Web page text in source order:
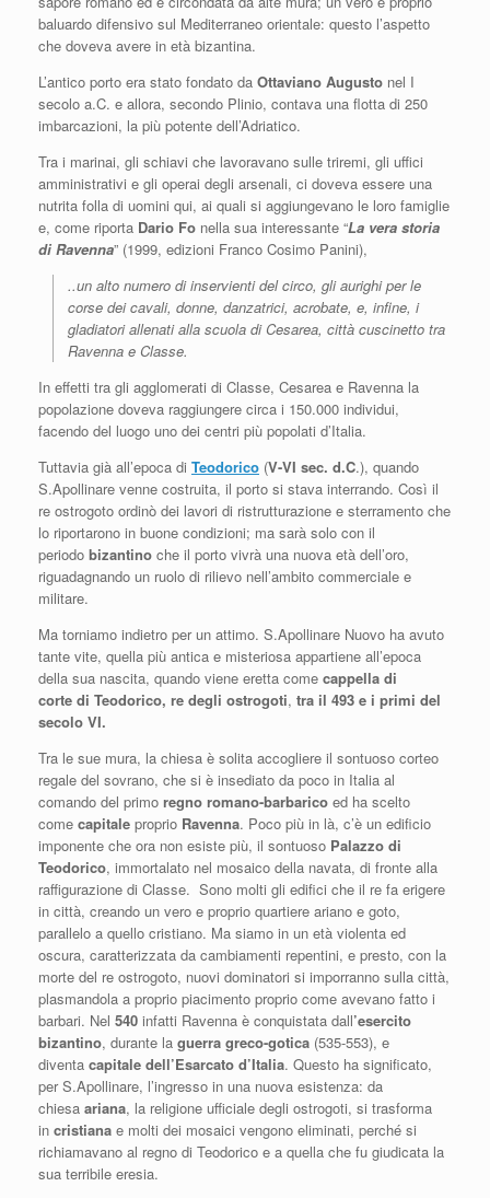
baluardo difensivo sul Mediterraneo orientale: questo l’aspetto
che doveva avere in età bizantina.
L’antico porto era stato fondato da Ottaviano Augusto nel I
secolo a.C. e allora, secondo Plinio, contava una flotta di 250
imbarcazioni, la più potente dell’Adriatico.
Tra i marinai, gli schiavi che lavoravano sulle triremi, gli uffici
amministrativi e gli operai degli arsenali, ci doveva essere una
nutrita folla di uomini qui, ai quali si aggiungevano le loro famiglie
e, come riporta Dario Fo nella sua interessante “La vera storia
di Ravenna” (1999, edizioni Franco Cosimo Panini),
..un alto numero di inservienti del circo, gli aurighi per le
corse dei cavali, donne, danzatrici, acrobate, e, infine, i
gladiatori allenati alla scuola di Cesarea, città cuscinetto tra
Ravenna e Classe.
In effetti tra gli agglomerati di Classe, Cesarea e Ravenna la
popolazione doveva raggiungere circa i 150.000 individui,
facendo del luogo uno dei centri più popolati d’Italia.
Tuttavia già all’epoca di Teodorico (V-VI sec. d.C.), quando
S.Apollinare venne costruita, il porto si stava interrando. Così il
re ostrogoto ordinò dei lavori di ristrutturazione e sterramento che
lo riportarono in buone condizioni; ma sarà solo con il
periodo bizantino che il porto vivrà una nuova età dell’oro,
riguadagnando un ruolo di rilievo nell’ambito commerciale e
militare.
Ma torniamo indietro per un attimo. S.Apollinare Nuovo ha avuto
tante vite, quella più antica e misteriosa appartiene all’epoca
della sua nascita, quando viene eretta come cappella di
corte di Teodorico, re degli ostrogoti, tra il 493 e i primi del
secolo VI.
Tra le sue mura, la chiesa è solita accogliere il sontuoso corteo
regale del sovrano, che si è insediato da poco in Italia al
comando del primo regno romano-barbarico ed ha scelto
come capitale proprio Ravenna. Poco più in là, c’è un edificio
imponente che ora non esiste più, il sontuoso Palazzo di
Teodorico, immortalato nel mosaico della navata, di fronte alla
raffigurazione di Classe. Sono molti gli edifici che il re fa erigere
in città, creando un vero e proprio quartiere ariano e goto,
parallelo a quello cristiano. Ma siamo in un età violenta ed
oscura, caratterizzata da cambiamenti repentini, e presto, con la
morte del re ostrogoto, nuovi dominatori si imporranno sulla città,
plasmandola a proprio piacimento proprio come avevano fatto i
barbari. Nel 540 infatti Ravenna è conquistata dall’esercito
bizantino, durante la guerra greco-gotica (535-553), e
diventa capitale dell’Esarcato d’Italia. Questo ha significato,
per S.Apollinare, l’ingresso in una nuova esistenza: da
chiesa ariana, la religione ufficiale degli ostrogoti, si trasforma
in cristiana e molti dei mosaici vengono eliminati, perché si
richiamavano al regno di Teodorico e a quella che fu giudicata la
sua terribile eresia.